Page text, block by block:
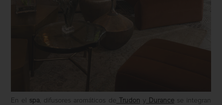
En el spa, difusores aromáticos de Trudon y Durancese integran